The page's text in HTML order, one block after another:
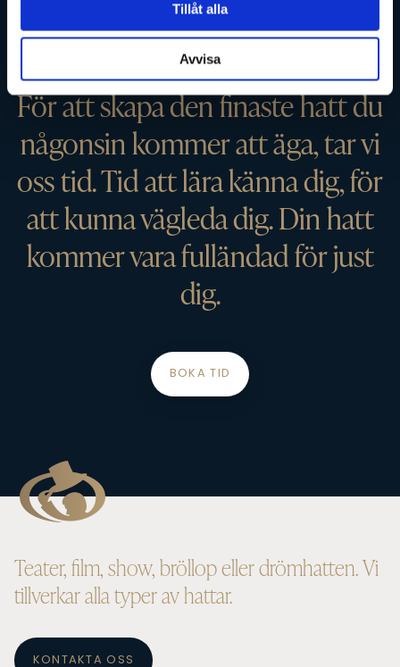
Tillåt alla
Avvisa
För att skapa den finaste hatt du
någonsin kommer att äga, tar vi
oss tid. Tid att lära känna dig, för
att kunna vägleda dig. Din hatt
kommer vara fulländad för just
dig.
BOKA TID
Teater, film, show, bröllop eller drömhatten. Vi
tillverkar alla typer av hattar.
KONTAKTA OSS